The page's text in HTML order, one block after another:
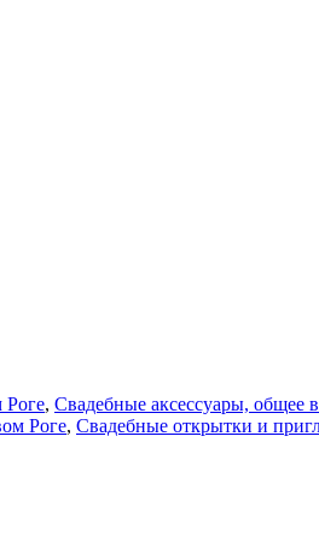
Роге, Свадебные аксессуары, общее
Роге, Свадебные открытки и